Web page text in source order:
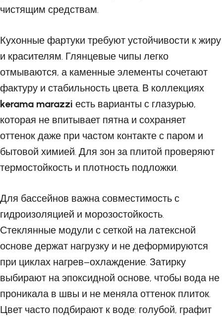
чистящим средствам.
Кухонные фартуки требуют устойчивости к жиру
и красителям. Глянцевые чипы легко
отмываются, а каменные элементы сочетают
фактуру и стабильность цвета. В коллекциях
kerama marazzi есть варианты с глазурью,
которая не впитывает пятна и сохраняет
оттенок даже при частом контакте с паром и
бытовой химией. Для зон за плитой проверяют
термостойкость и плотность подложки.
Для бассейнов важна совместимость с
гидроизоляцией и морозостойкость.
Стеклянные модули с сеткой на латексной
основе держат нагрузку и не деформируются
при циклах нагрев–охлаждение. Затирку
выбирают на эпоксидной основе, чтобы вода не
проникала в швы и не меняла оттенок плиток.
Цвет часто подбирают к воде: голубой, графит